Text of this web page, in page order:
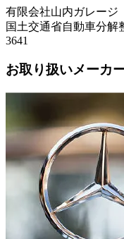
有限会社山内ガレージ
国土交通省自動車分解
3641
お取り扱いメーカ